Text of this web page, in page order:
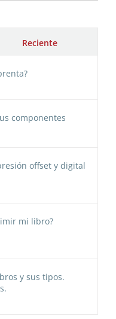
Reciente
componentes
offset y digital
mi libro?
y sus tipos.